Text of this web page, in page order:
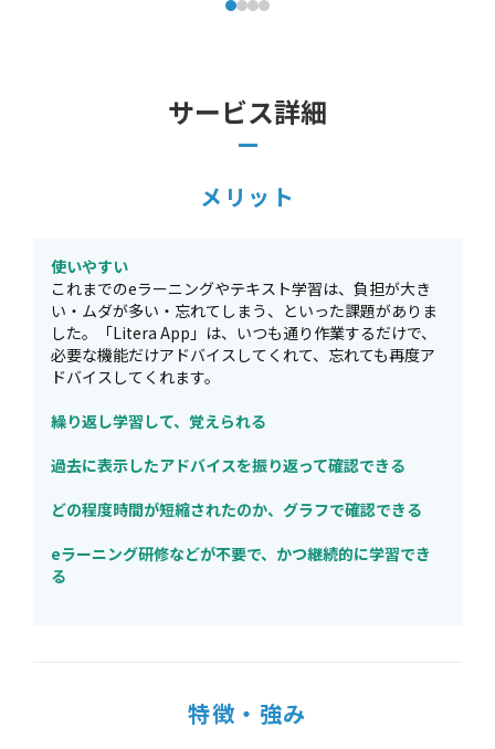
サービス詳細
メリット
使いやすい
これまでのeラーニングやテキスト学習は、負担が大き
い・ムダが多い・忘れてしまう、といった課題がありま
した。「Litera App」は、いつも通り作業するだけで、
必要な機能だけアドバイスしてくれて、忘れても再度ア
ドバイスしてくれます。
繰り返し学習して、覚えられる
過去に表示したアドバイスを振り返って確認できる
どの程度時間が短縮されたのか、グラフで確認できる
eラーニング研修などが不要で、かつ継続的に学習でき
る
特徴・強み